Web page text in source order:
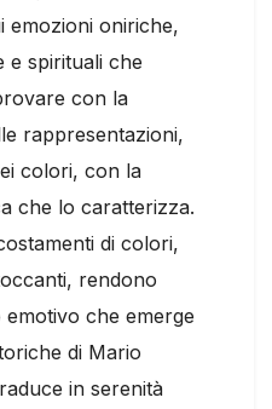
emozioni oniriche,
e spirituali che
con la
rappresentazioni,
colori, con la
che lo caratterizza.
di colori,
rendono
emotivo che emerge
di Mario
in serenità